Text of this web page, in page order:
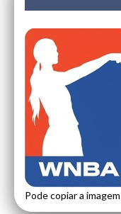
Pode copiar a imagem